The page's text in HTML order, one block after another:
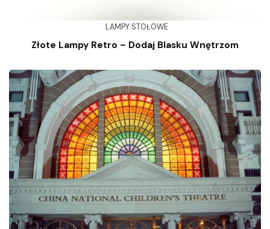
LAMPY STOŁOWE
Złote Lampy Retro – Dodaj Blasku Wnętrzom